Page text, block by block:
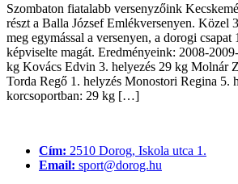
Szombaton fiatalabb versenyzőink
részt a Balla József Emlékversenyen. Közel
meg egymással a versenyen, a dorogi
képviselte magát. Eredményeink: 2008-
kg Kovács Edvin 3. helyezés 29 kg Molnár
Torda Regő 1. helyzés Monostori Regina 5.
korcsoportban: 29 kg […]
Cím: 2510 Dorog, Iskola utca 1.
Email: sport@dorog.hu